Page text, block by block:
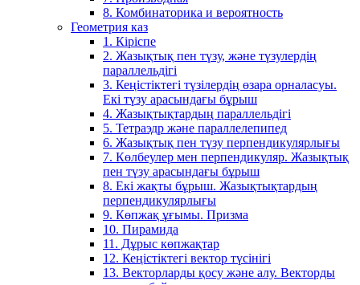
8. Комбинаторика и вероятность
Геометрия каз
1. Кіріспе
2. Жазықтық пен түзу, және түзулердің
параллельдігі
3. Кеңістіктегі түзілердің өзара орналасуы.
Екі түзу арасындағы бұрыш
4. Жазықтықтардың параллельдігі
5. Тетраэдр және параллелепипед
6. Жазықтық пен түзу перпендикулярлығы
7. Көлбеулер мен перпендикуляр. Жазықтық
пен түзу арасындағы бұрыш
8. Екі жақты бұрыш. Жазықтықтардың
перпендикулярлығы
9. Көпжақ ұғымы. Призма
10. Пирамида
11. Дұрыс көпжақтар
12. Кеңістіктегі вектор түсінігі
13. Векторларды қосу және алу. Векторды